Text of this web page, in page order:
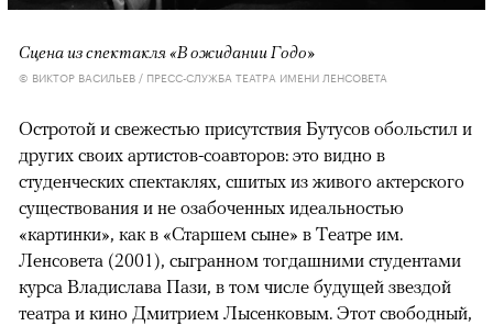
Сцена из спектакля «В ожидании Годо»
© ВИКТОР ВАСИЛЬЕВ / ПРЕСС-СЛУЖБА ТЕАТРА ИМЕНИ ЛЕНСОВЕТА
Остротой и свежестью присутствия Бутусов обольстил и
других своих артистов-соавторов: это видно в
студенческих спектаклях, сшитых из живого актерского
существования и не озабоченных идеальностью
«картинки», как в «Старшем сыне» в Театре им.
Ленсовета (2001), сыгранном тогдашними студентами
курса Владислава Пази, в том числе будущей звездой
театра и кино Дмитрием Лысенковым. Этот свободный,